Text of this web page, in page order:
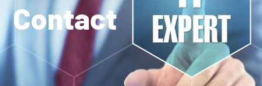
Contact